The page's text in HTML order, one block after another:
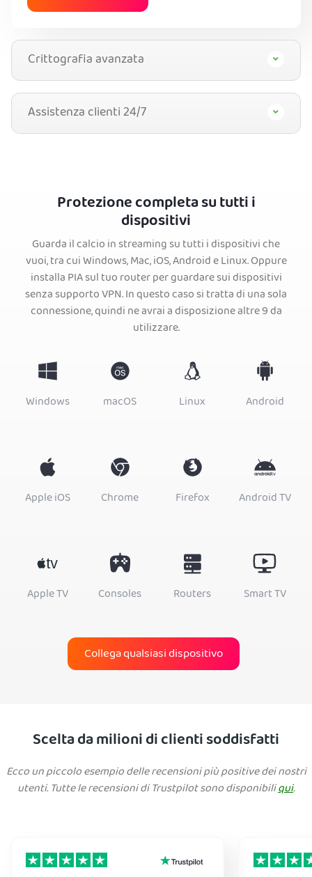
Crittografia avanzata
Assistenza clienti 24/7
Protezione completa su tutti i
dispositivi
Guarda il calcio in streaming su tutti i dispositivi che
vuoi, tra cui Windows, Mac, iOS, Android e Linux. Oppure
installa PIA sul tuo router per guardare sui dispositivi
senza supporto VPN. In questo caso si tratta di una sola
connessione, quindi ne avrai a disposizione altre 9 da
utilizzare.
Windows macOS Linux Android
Apple iOS Chrome Firefox Android TV
Apple TV Consoles Routers Smart TV
Collega qualsiasi dispositivo
Scelta da milioni di clienti soddisfatti
Ecco un piccolo esempio delle recensioni più positive dei nostri
utenti. Tutte le recensioni di Trustpilot sono disponibiliqui.